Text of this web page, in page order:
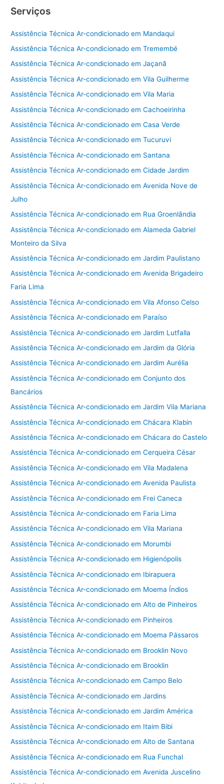
Serviços
Assistência Técnica Ar-condicionado em Mandaqui
Assistência Técnica Ar-condicionado em Tremembé
Assistência Técnica Ar-condicionado em Jaçanã
Assistência Técnica Ar-condicionado em Vila Guilherme
Assistência Técnica Ar-condicionado em Vila Maria
Assistência Técnica Ar-condicionado em Cachoeirinha
Assistência Técnica Ar-condicionado em Casa Verde
Assistência Técnica Ar-condicionado em Tucuruvi
Assistência Técnica Ar-condicionado em Santana
Assistência Técnica Ar-condicionado em Cidade Jardim
Assistência Técnica Ar-condicionado em Avenida Nove de
Julho
Assistência Técnica Ar-condicionado em Rua Groenlândia
Assistência Técnica Ar-condicionado em Alameda Gabriel
Monteiro da Silva
Assistência Técnica Ar-condicionado em Jardim Paulistano
Assistência Técnica Ar-condicionado em Avenida Brigadeiro
Faria Lima
Assistência Técnica Ar-condicionado em Vila Afonso Celso
Assistência Técnica Ar-condicionado em Paraíso
Assistência Técnica Ar-condicionado em Jardim Lutfalla
Assistência Técnica Ar-condicionado em Jardim da Glória
Assistência Técnica Ar-condicionado em Jardim Aurélia
Assistência Técnica Ar-condicionado em Conjunto dos
Bancários
Assistência Técnica Ar-condicionado em Jardim Vila Mariana
Assistência Técnica Ar-condicionado em Chácara Klabin
Assistência Técnica Ar-condicionado em Chácara do Castelo
Assistência Técnica Ar-condicionado em Cerqueira César
Assistência Técnica Ar-condicionado em Vila Madalena
Assistência Técnica Ar-condicionado em Avenida Paulista
Assistência Técnica Ar-condicionado em Frei Caneca
Assistência Técnica Ar-condicionado em Faria Lima
Assistência Técnica Ar-condicionado em Vila Mariana
Assistência Técnica Ar-condicionado em Morumbi
Assistência Técnica Ar-condicionado em Higienópolis
Assistência Técnica Ar-condicionado em Ibirapuera
Assistência Técnica Ar-condicionado em Moema Índios
Assistência Técnica Ar-condicionado em Alto de Pinheiros
Assistência Técnica Ar-condicionado em Pinheiros
Assistência Técnica Ar-condicionado em Moema Pássaros
Assistência Técnica Ar-condicionado em Brooklin Novo
Assistência Técnica Ar-condicionado em Brooklin
Assistência Técnica Ar-condicionado em Campo Belo
Assistência Técnica Ar-condicionado em Jardins
Assistência Técnica Ar-condicionado em Jardim América
Assistência Técnica Ar-condicionado em Itaim Bibi
Assistência Técnica Ar-condicionado em Alto de Santana
Assistência Técnica Ar-condicionado em Rua Funchal
Assistência Técnica Ar-condicionado em Avenida Juscelino